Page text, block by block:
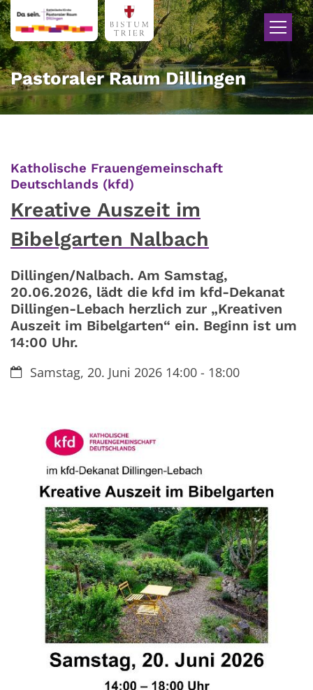
Zum Inhalt springen
Pastoraler Raum Dillingen
Katholische Frauengemeinschaft
Deutschlands (kfd)
Kreative Auszeit im
Bibelgarten Nalbach
Dillingen/Nalbach. Am Samstag,
20.06.2026, lädt die kfd im kfd-Dekanat
Dillingen-Lebach herzlich zur „Kreativen
Auszeit im Bibelgarten“ ein. Beginn ist um
14:00 Uhr.
Datum:Samstag, 20. Juni 2026 14:00 - 18:00